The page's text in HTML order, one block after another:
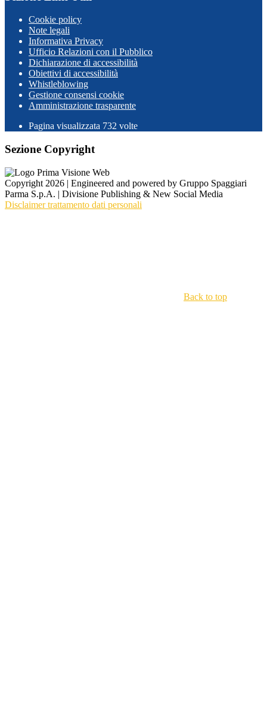
Cookie policy
Note legali
Informativa Privacy
Ufficio Relazioni con il Pubblico
Dichiarazione di accessibilità
Obiettivi di accessibilità
Whistleblowing
Gestione consensi cookie
Amministrazione trasparente
Pagina visualizzata 732 volte
Sezione Copyright
Copyright 2026 | Engineered and powered by Gruppo Spaggiari
Parma S.p.A. | Divisione Publishing & New Social Media
Disclaimer trattamento dati personali
Back to top